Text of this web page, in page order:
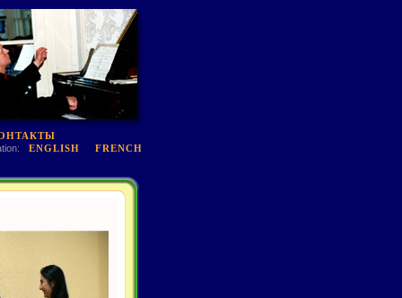
ENGLISH FRENCH